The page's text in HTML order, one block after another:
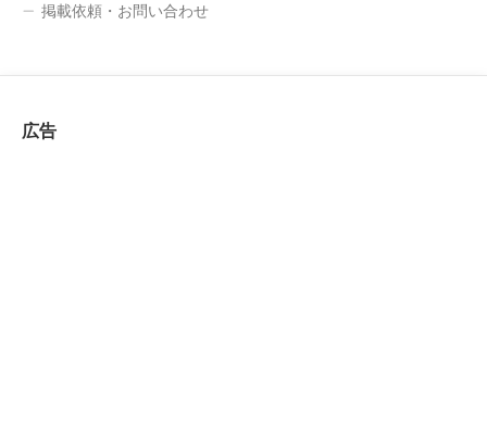
掲載依頼・お問い合わせ
広告